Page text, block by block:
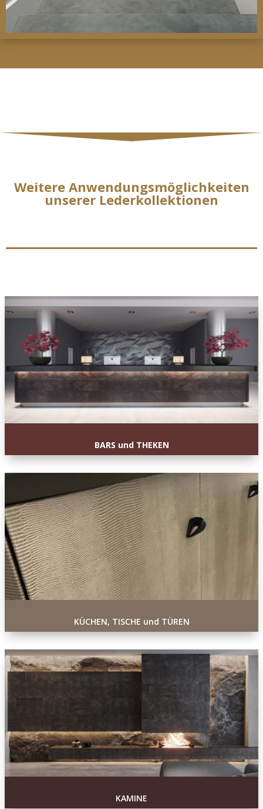
Weitere Anwendungsmöglichkeiten
unserer Lederkollektionen
BARS und THEKEN
KÜCHEN, TISCHE und TÜREN
KAMINE